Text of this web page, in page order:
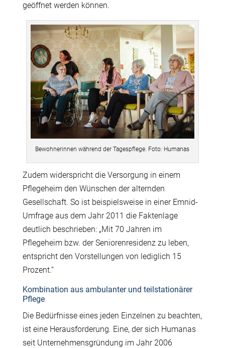
geöffnet werden können.
Bewohnerinnen während der Tagespflege. Foto: Humanas
Zudem widerspricht die Versorgung in einem
Pflegeheim den Wünschen der alternden
Gesellschaft. So ist beispielsweise in einer Emnid-
Umfrage aus dem Jahr 2011 die Faktenlage
deutlich beschrieben: „Mit 70 Jahren im
Pflegeheim bzw. der Seniorenresidenz zu leben,
entspricht den Vorstellungen von lediglich 15
Prozent.“
Kombination aus ambulanter und teilstationärer
Pflege
Die Bedürfnisse eines jeden Einzelnen zu beachten,
ist eine Herausforderung. Eine, der sich Humanas
seit Unternehmensgründung im Jahr 2006